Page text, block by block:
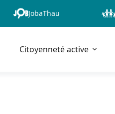
JobaThau
Citoyenneté active